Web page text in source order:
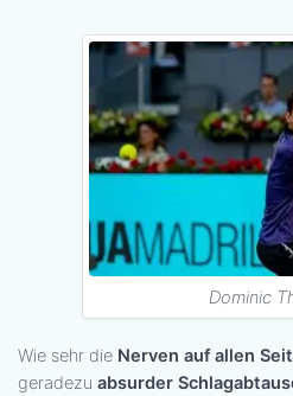
Dominic
Wie sehr die Nerven auf allen
geradezu absurder